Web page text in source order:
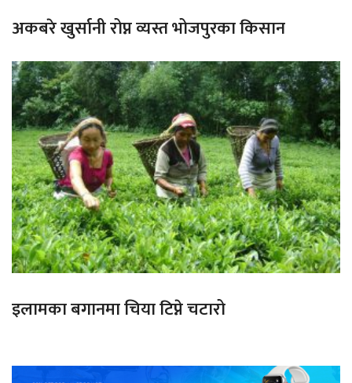
अकबरे खुर्सानी रोप्न व्यस्त भोजपुरका किसान
इलामका बगानमा चिया टिप्ने चटारो